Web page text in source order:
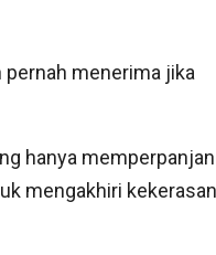
pernah menerima jika
hanya
mengakhiri kekerasan